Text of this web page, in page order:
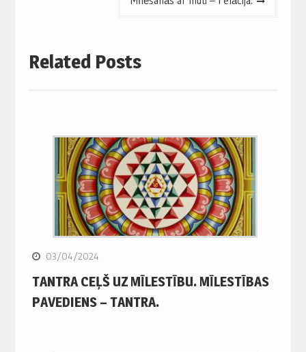
Related Posts
03/04/2024
TANTRA CEĻŠ UZ MĪLESTĪBU. MĪLESTĪBAS
PAVEDIENS – TANTRA.